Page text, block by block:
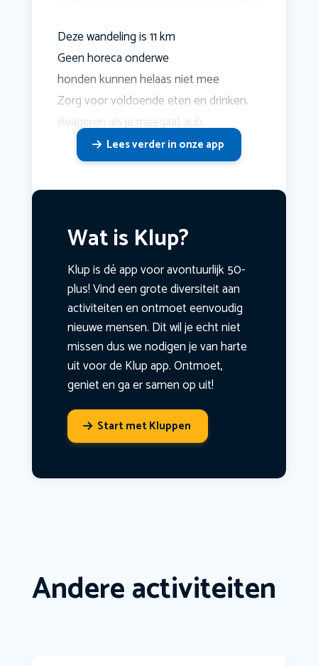
Deze wandeling is 11 km
Geen horeca onderwe
honden kunnen helaas niet mee
Zorg voor voldoende eten en drinken.
Reageren als je meegaat aub.
Lees verder in onze app
Wat is Klup?
Klup is dé app voor avontuurlijk 50-
plus! Vind een grote diversiteit aan
activiteiten en ontmoet eenvoudig
nieuwe mensen. Dit wil je echt niet
missen dus we nodigen je van harte
uit voor de Klup app. Ontmoet,
geniet en ga er samen op uit!
Start met Kluppen
Andere activiteiten